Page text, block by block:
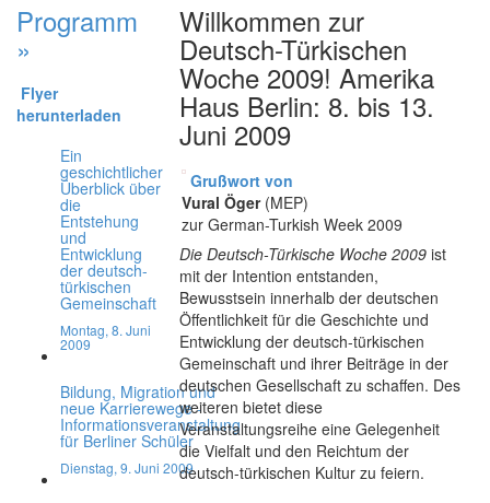
Programm
»
Flyer
herunterladen
Ein
geschichtlicher
Überblick über
die
Entstehung
und
Entwicklung
der deutsch-
türkischen
Gemeinschaft
Montag, 8. Juni
2009
Bildung, Migration und
neue Karrierewege -
Informationsveranstaltung
für Berliner Schüler
Dienstag, 9. Juni 2009
Willkommen zur
Deutsch-Türkischen
Woche 2009! Amerika
Haus Berlin: 8. bis 13.
Juni 2009
Grußwort von
Vural Öger(MEP)
zur German-Turkish Week 2009
Die Deutsch-Türkische Woche 2009 ist
mit der Intention entstanden,
Bewusstsein innerhalb der deutschen
Öffentlichkeit für die Geschichte und
Entwicklung der deutsch-türkischen
Gemeinschaft und ihrer Beiträge in der
deutschen Gesellschaft zu schaffen. Des
weiteren bietet diese
Veranstaltungsreihe eine Gelegenheit
die Vielfalt und den Reichtum der
deutsch-türkischen Kultur zu feiern.